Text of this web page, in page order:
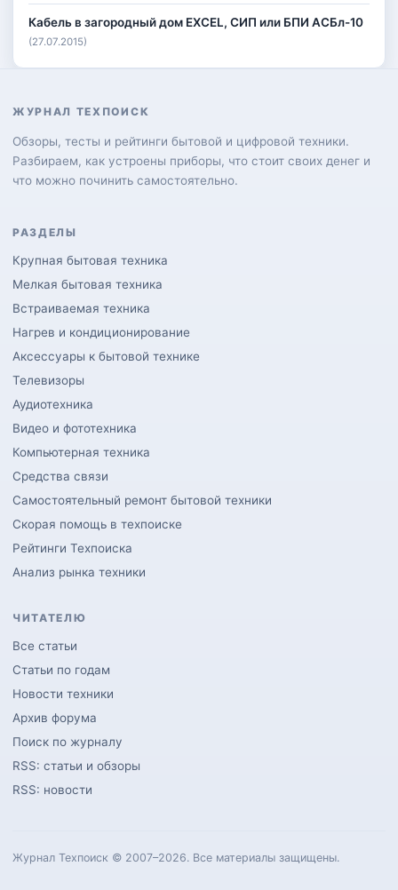
Кабель в загородный дом EXCEL, СИП или БПИ АСБл-10
(27.07.2015)
ЖУРНАЛ ТЕХПОИСК
Обзоры, тесты и рейтинги бытовой и цифровой техники.
Разбираем, как устроены приборы, что стоит своих денег и
что можно починить самостоятельно.
РАЗДЕЛЫ
Крупная бытовая техника
Мелкая бытовая техника
Встраиваемая техника
Нагрев и кондиционирование
Аксессуары к бытовой технике
Телевизоры
Аудиотехника
Видео и фототехника
Компьютерная техника
Средства связи
Самостоятельный ремонт бытовой техники
Скорая помощь в техпоиске
Рейтинги Техпоиска
Анализ рынка техники
ЧИТАТЕЛЮ
Все статьи
Статьи по годам
Новости техники
Архив форума
Поиск по журналу
RSS: статьи и обзоры
RSS: новости
Журнал Техпоиск © 2007–2026. Все материалы защищены.